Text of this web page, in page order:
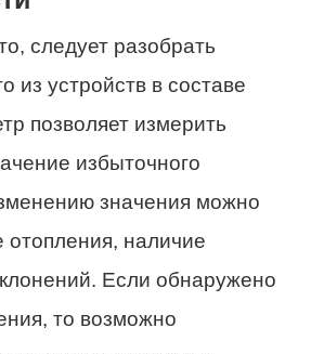
следует разобрать
из устройств в составе
позволяет измерить
избыточного
значения можно
отопления, наличие
Если обнаружено
то возможно